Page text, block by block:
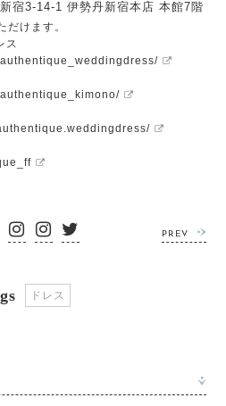
宿3-14-1 伊勢丹新宿本店 本館7階
だけます。
ス
weddingdress/
kimono/
PREV
ドレス